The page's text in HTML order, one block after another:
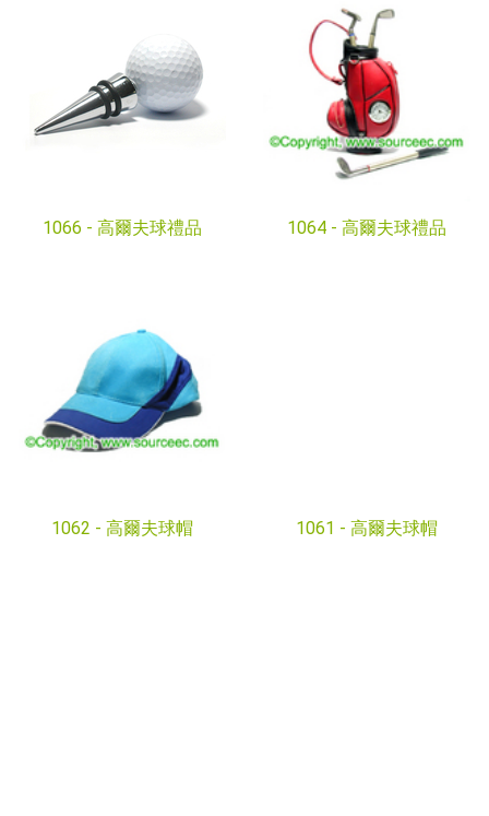
1066 - 高爾夫球禮品 1064 - 高爾夫球禮品
1062 - 高爾夫球帽 1061 - 高爾夫球帽